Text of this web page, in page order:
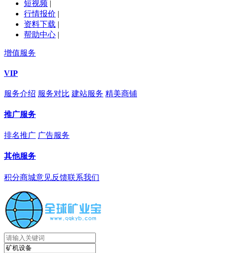
短视频 |
行情报价 |
资料下载 |
帮助中心 |
增值服务
VIP
服务介绍 服务对比 建站服务 精美商铺
推广服务
排名推广 广告服务
其他服务
积分商城意见反馈联系我们